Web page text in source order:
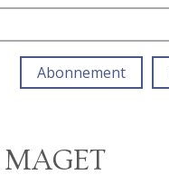
Abonnement